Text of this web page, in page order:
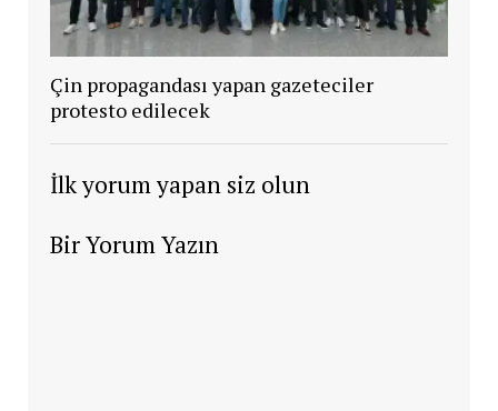
Çin propagandası yapan gazeteciler
protesto edilecek
İlk yorum yapan siz olun
Bir Yorum Yazın